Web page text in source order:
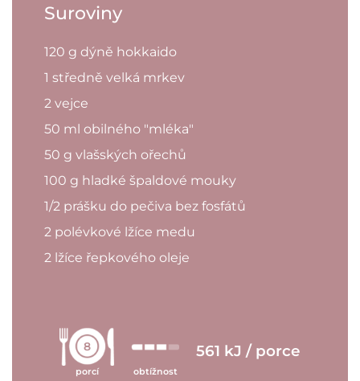
Suroviny
120 g dýně hokkaido
1 středně velká mrkev
2 vejce
50 ml obilného "mléka"
50 g vlašských ořechů
100 g hladké špaldové mouky
1/2 prášku do pečiva bez fosfátů
2 polévkové lžíce medu
2 lžíce řepkového oleje
8
porcí obtížnost
561 kJ / porce